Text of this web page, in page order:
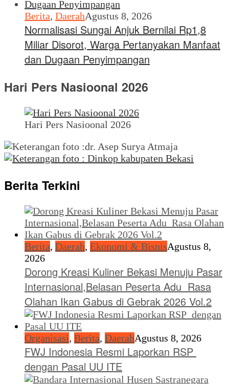
Berita, DaerahAgustus 8, 2026
Normalisasi Sungai Anjuk Bernilai Rp1,8
Miliar Disorot, Warga Pertanyakan Manfaat
dan Dugaan Penyimpangan
Hari Pers Nasioonal 2026
Hari Pers Nasioonal 2026
Berita Terkini
Berita, Daerah, Ekonomi & BisnisAgustus 8,
2026
Dorong Kreasi Kuliner Bekasi Menuju Pasar
Internasional,Belasan Peserta Adu Rasa
Olahan Ikan Gabus di Gebrak 2026 Vol.2
Organisasi, Berita, DaerahAgustus 8, 2026
FWJ Indonesia Resmi Laporkan RSP
dengan Pasal UU ITE